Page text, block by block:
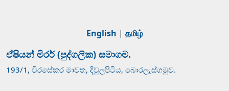
English | தமிழ்
ඒෂියන් මිරර් (පුද්ගලික) සමාගම.
193/1, වීරසේකර මාවත, දිවුලපිටිය, බොරලැස්ගමුව.